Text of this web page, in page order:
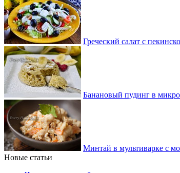
Греческий салат с
Банановый пудинг в
Минтай в мультиварке с
Новые статьи